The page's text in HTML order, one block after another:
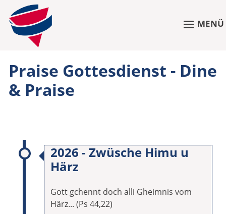
MENÜ
Praise Gottesdienst - Dine
& Praise
2026 - Zwüsche Himu u
Härz
Gott gchennt doch alli Gheimnis vom
Härz... (Ps 44,22)